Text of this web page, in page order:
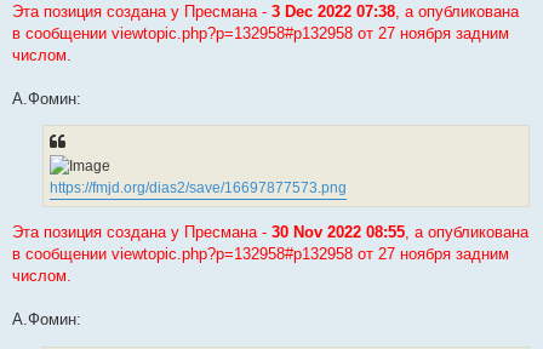
Эта позиция создана у Пресмана - 3 Dec 2022 07:38 , а опубликована
в сообщении viewtopic.php?p=132958#p132958 от 27 ноября задним
числом.
А.Фомин:
https://fmjd.org/dias2/save/16697877573.png
Эта позиция создана у Пресмана - 30 Nov 2022 08:55, а опубликована
в сообщении viewtopic.php?p=132958#p132958 от 27 ноября задним
числом.
А.Фомин: